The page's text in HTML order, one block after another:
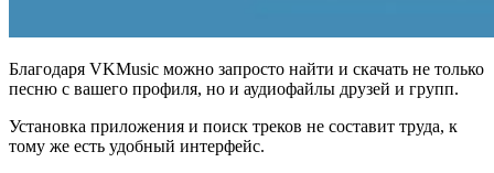
Благодаря VKMusic можно запросто найти и скачать не только
песню с вашего профиля, но и аудиофайлы друзей и групп.
Установка приложения и поиск треков не составит труда, к
тому же есть удобный интерфейс.